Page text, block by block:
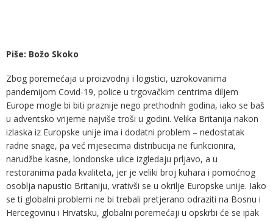
Piše: Božo Skoko
Zbog poremećaja u proizvodnji i logistici, uzrokovanima
pandemijom Covid-19, police u trgovačkim centrima diljem
Europe mogle bi biti praznije nego prethodnih godina, iako se baš
u adventsko vrijeme najviše troši u godini. Velika Britanija nakon
izlaska iz Europske unije ima i dodatni problem – nedostatak
radne snage, pa već mjesecima distribucija ne funkcionira,
narudžbe kasne, londonske ulice izgledaju prljavo, a u
restoranima pada kvaliteta, jer je veliki broj kuhara i pomoćnog
osoblja napustio Britaniju, vrativši se u okrilje Europske unije. Iako
se ti globalni problemi ne bi trebali pretjerano odraziti na Bosnu i
Hercegovinu i Hrvatsku, globalni poremećaji u opskrbi će se ipak